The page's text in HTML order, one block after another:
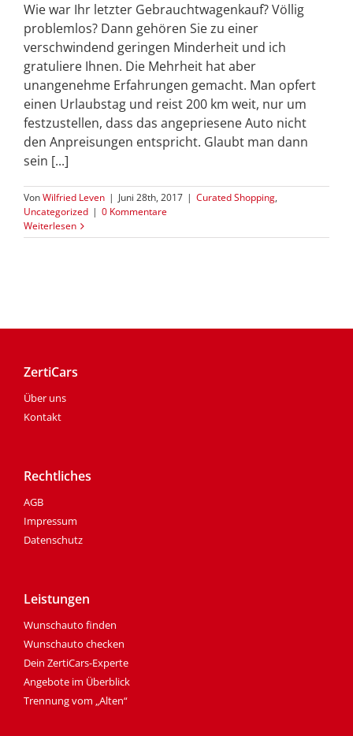
Wie war Ihr letzter Gebrauchtwagenkauf? Völlig
problemlos? Dann gehören Sie zu einer
verschwindend geringen Minderheit und ich
gratuliere Ihnen. Die Mehrheit hat aber
unangenehme Erfahrungen gemacht. Man opfert
einen Urlaubstag und reist 200 km weit, nur um
festzustellen, dass das angepriesene Auto nicht
den Anpreisungen entspricht. Glaubt man dann
sein [...]
VonWilfried Leven | Juni 28th, 2017 | Curated Shopping,
Uncategorized | 0 Kommentare
Weiterlesen
ZertiCars
Über uns
Kontakt
Rechtliches
AGB
Impressum
Datenschutz
Leistungen
Wunschauto finden
Wunschauto checken
Dein ZertiCars-Experte
Angebote im Überblick
Trennung vom „Alten“